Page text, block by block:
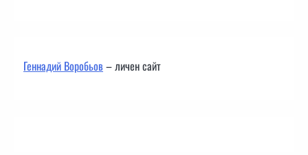
Геннадий Воробьов– личен сайт